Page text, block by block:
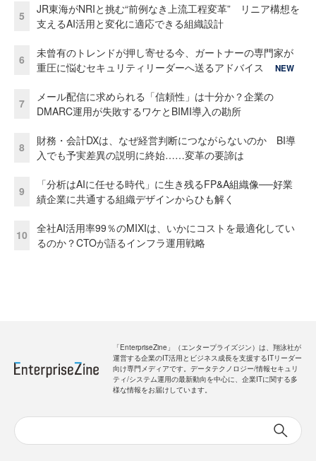
5
JR東海がNRIと挑む“前例なき上流工程変革” リニア構想を
支えるAI活用と変化に適応できる組織設計
6
未曾有のトレンドが押し寄せる今、ガートナーの専門家が
重圧に悩むセキュリティリーダーへ送るアドバイス
NEW
7
メール配信に求められる「信頼性」は十分か？企業の
DMARC運用が失敗するワケとBIMI導入の勘所
8
財務・会計DXは、なぜ経営判断につながらないのか BI導
入でも予実差異の説明に終始……変革の要諦は
9
「分析はAIに任せる時代」に生き残るFP&A組織像──好業
績企業に共通する組織デザインからひも解く
10
全社AI活用率99％のMIXIは、いかにコストを最適化してい
るのか？CTOが語るインフラ運用戦略
「EnterpriseZine」（エンタープライズジン）は、翔泳社が
運営する企業のIT活用とビジネス成長を支援するITリーダー
向け専門メディアです。データテクノロジー/情報セキュリ
ティ/システム運用の最新動向を中心に、企業ITに関する多
様な情報をお届けしています。